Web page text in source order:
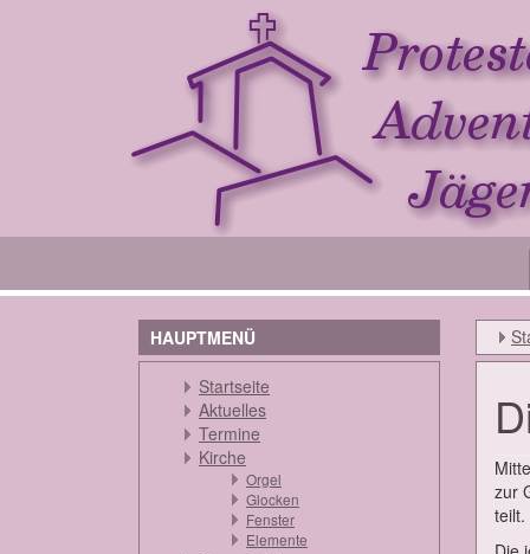
HAUPTMENÜ
Startseite
Aktuelles
Termine
Kirche
Orgel
Glocken
Fenster
Elemente
zur
teilt.